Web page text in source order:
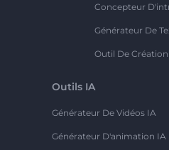
Concepteur
Générateur De
Outil De
Outils IA
Générateur De Vidéos IA
Générateur D'animation IA